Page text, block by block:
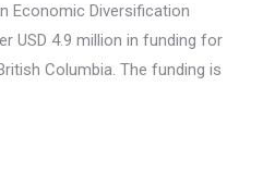
Economic Diversification
USD 4.9 million in funding for
Columbia. The funding is